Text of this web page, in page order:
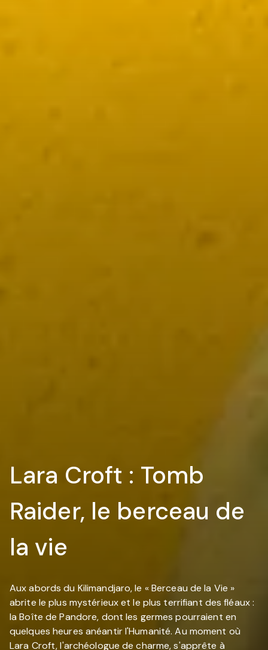
Lara Croft : Tomb
Raider, le berceau de
la vie
Aux abords du Kilimandjaro, le « Berceau de la Vie »
abrite le plus mystérieux et le plus terrifiant des fléaux :
la Boîte de Pandore, dont les germes pourraient en
quelques heures anéantir l'Humanité. Au moment où
Lara Croft, l'archéologue de charme, s'apprête à